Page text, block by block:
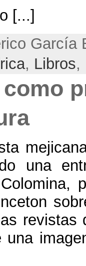
[...]
García
, Libros,
una
revistas
una